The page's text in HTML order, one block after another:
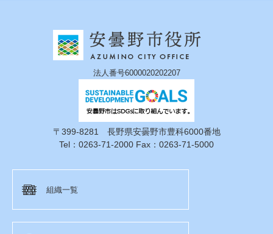
法人番号6000020202207
〒399-8281 長野県安曇野市豊科6000番地
Tel：0263-71-2000 Fax：0263-71-5000
組織一覧